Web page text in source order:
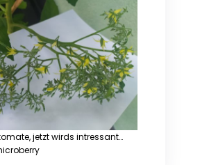
jetzt wirds intressant…